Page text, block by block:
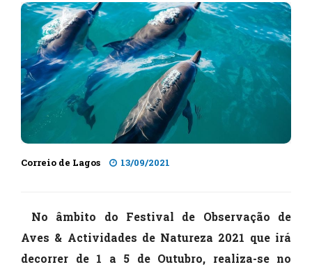
Correio de Lagos 13/09/2021
No âmbito do Festival de Observação de
Aves & Actividades de Natureza 2021 que irá
decorrer de 1 a 5 de Outubro, realiza-se no